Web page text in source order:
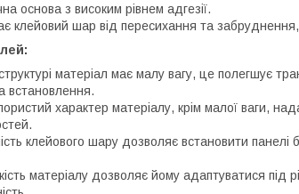
основа з високим рівнем адгезії.
клейовий шар від пересихання та
структурі матеріал має малу вагу, це полегшує
встановлення.
пористий характер матеріалу, крім малої ваги,
клейового шару дозволяє встановити панелі
матеріалу дозволяє йому адаптуватися під